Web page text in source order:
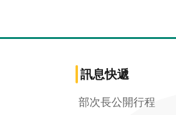
訊息快遞
部次長公開行程